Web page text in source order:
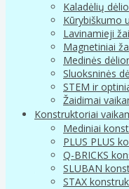
Kaladėlių
Kūrybiškumo
Lavinamieji
Magnetiniai
Medinės
Sluoksninės
STEM ir
Žaidimai
Konstruktoriai
Mediniai
PLUS PLUS
Q-BRICKS
SLUBAN
STAX